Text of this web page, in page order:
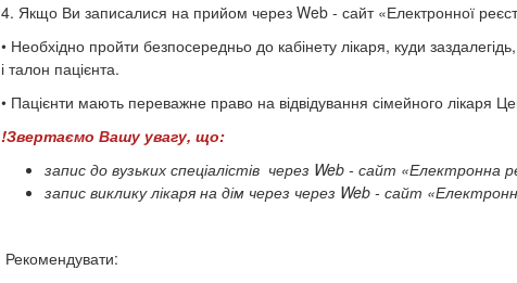
4. Якщо Ви записалися на прийом через Web - сайт «Електронної
• Необхідно пройти безпосередньо до кабінету лікаря, куди
і талон пацієнта.
• Пацієнти мають переважне право на відвідування сімейного лікаря
!Звертаємо Вашу увагу, що:
запис до вузьких спеціалістів через Web - сайт «Електронна
запис виклику лікаря на дім через через Web - сайт «
Рекомендувати: